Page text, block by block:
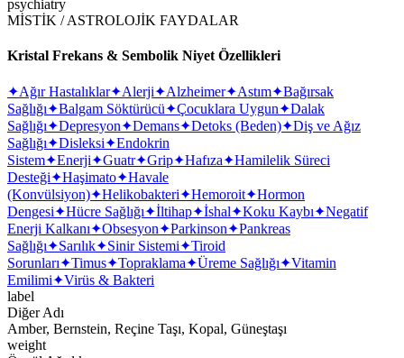
psychiatry
MİSTİK / ASTROLOJİK FAYDALAR
Kristal Frekans & Sembolik Niyet Özellikleri
✦Ağır Hastalıklar✦Alerji✦Alzheimer✦Astım✦Bağırsak
Sağlığı✦Balgam Söktürücü✦Çocuklara Uygun✦Dalak
Sağlığı✦Depresyon✦Demans✦Detoks (Beden)✦Diş ve Ağız
Sağlığı✦Disleksi✦Endokrin
Sistem✦Enerji✦Guatr✦Grip✦Hafıza✦Hamilelik Süreci
Desteği✦Haşimato✦Havale
(Konvülsiyon)✦Helikobakteri✦Hemoroit✦Hormon
Dengesi✦Hücre Sağlığı✦İltihap✦İshal✦Koku Kaybı✦Negatif
Enerji Kalkanı✦Obsesyon✦Parkinson✦Pankreas
Sağlığı✦Sarılık✦Sinir Sistemi✦Tiroid
Sorunları✦Timus✦Topraklama✦Üreme Sağlığı✦Vitamin
Emilimi✦Virüs & Bakteri
label
Diğer Adı
Amber, Bernstein, Reçine Taşı, Kopal, Güneştaşı
weight